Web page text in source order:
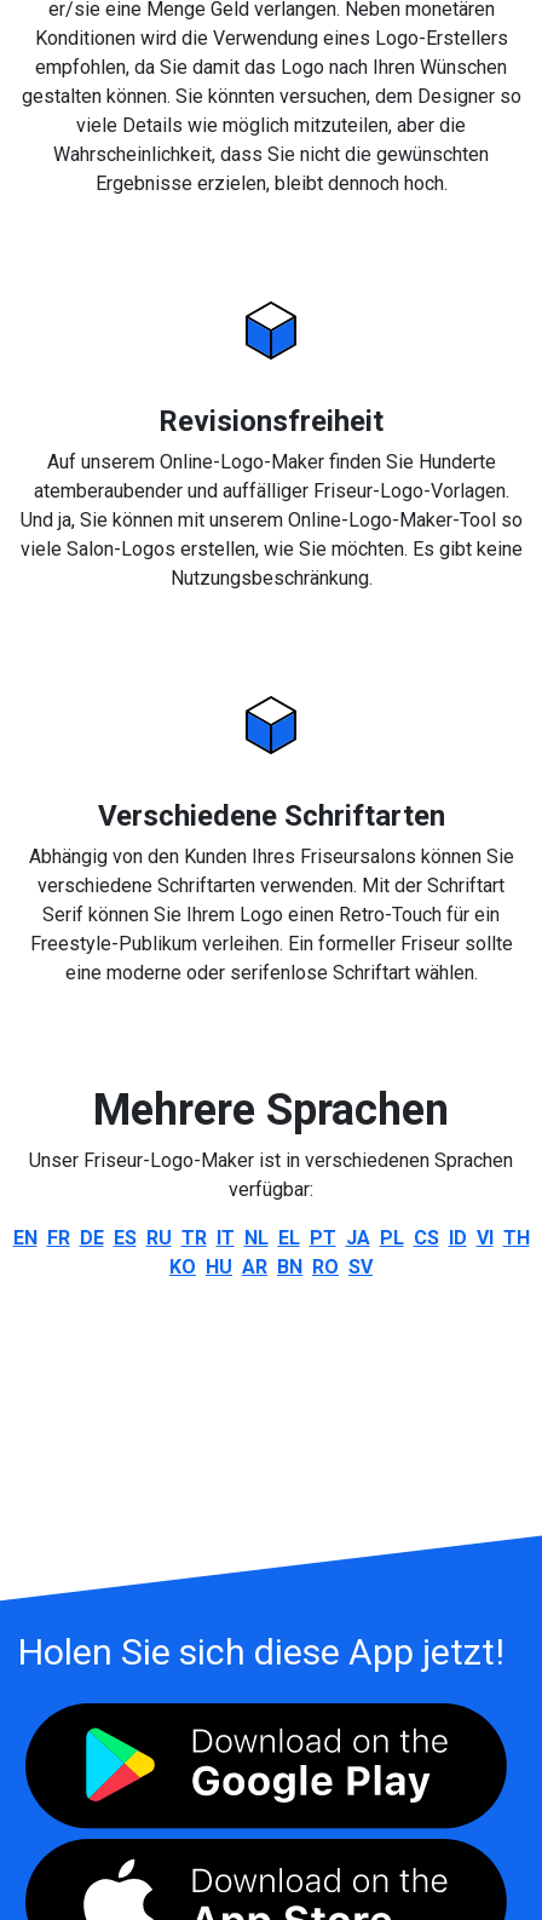
er/sie eine Menge Geld verlangen. Neben monetären
Konditionen wird die Verwendung eines Logo-Erstellers
empfohlen, da Sie damit das Logo nach Ihren Wünschen
gestalten können. Sie könnten versuchen, dem Designer so
viele Details wie möglich mitzuteilen, aber die
Wahrscheinlichkeit, dass Sie nicht die gewünschten
Ergebnisse erzielen, bleibt dennoch hoch.
Revisionsfreiheit
Auf unserem Online-Logo-Maker finden Sie Hunderte
atemberaubender und auffälliger Friseur-Logo-Vorlagen.
Und ja, Sie können mit unserem Online-Logo-Maker-Tool so
viele Salon-Logos erstellen, wie Sie möchten. Es gibt keine
Nutzungsbeschränkung.
Verschiedene Schriftarten
Abhängig von den Kunden Ihres Friseursalons können Sie
verschiedene Schriftarten verwenden. Mit der Schriftart
Serif können Sie Ihrem Logo einen Retro-Touch für ein
Freestyle-Publikum verleihen. Ein formeller Friseur sollte
eine moderne oder serifenlose Schriftart wählen.
Mehrere Sprachen
Unser Friseur-Logo-Maker ist in verschiedenen Sprachen
verfügbar:
EN FR DE ES RU TR IT NL EL PT JA PL CS ID VI TH
KO HU AR BN RO SV
Holen Sie sich diese App jetzt!